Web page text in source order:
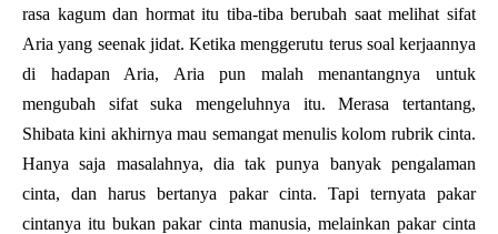
rasa kagum dan hormat itu tiba-tiba berubah saat melihat sifat
Aria yang seenak jidat. Ketika menggerutu terus soal kerjaannya
di hadapan Aria, Aria pun malah menantangnya untuk
mengubah sifat suka mengeluhnya itu. Merasa tertantang,
Shibata kini akhirnya mau semangat menulis kolom rubrik cinta.
Hanya saja masalahnya, dia tak punya banyak pengalaman
cinta, dan harus bertanya pakar cinta. Tapi ternyata pakar
cintanya itu bukan pakar cinta manusia, melainkan pakar cinta